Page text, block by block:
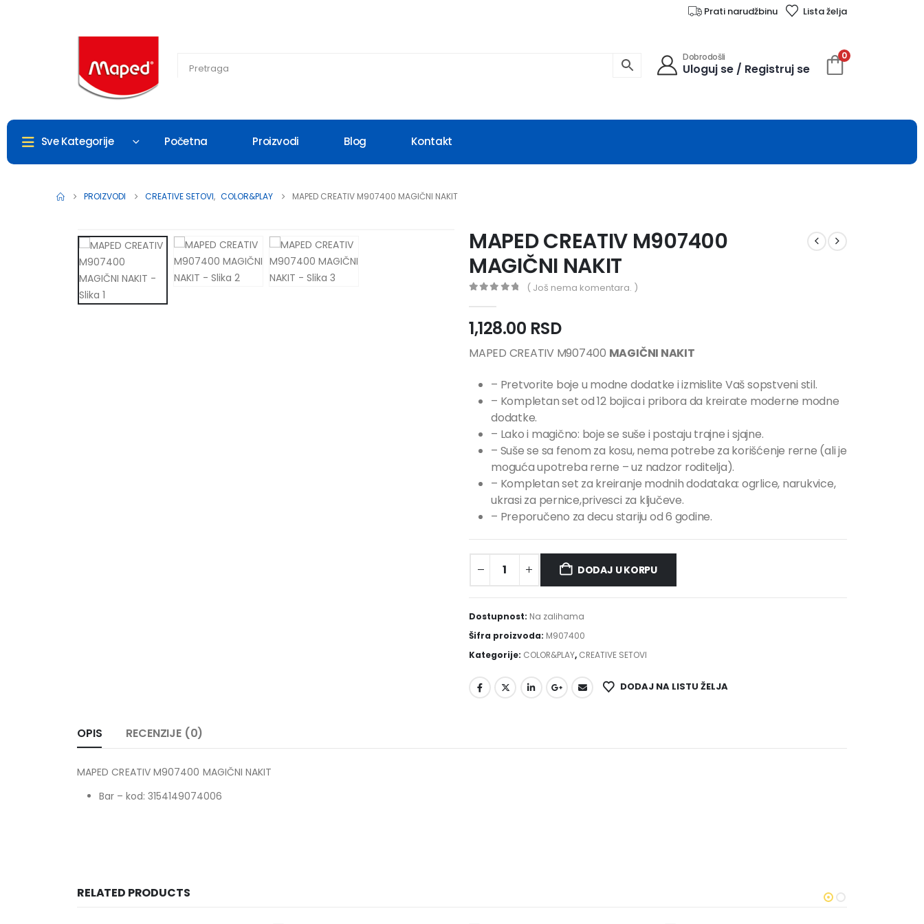
Prati narudžbinu Lista želja
Dobrodošli
Uloguj se / Registruj se
0
Sve Kategorije Početna Proizvodi Blog Kontakt
PROIZVODI CREATIVE SETOVI, COLOR&PLAY MAPED CREATIV M907400 MAGIČNI NAKIT
MAPED CREATIV M907400
MAGIČNI NAKIT
( Još nema komentara. )
1,128.00 RSD
MAPED CREATIV M907400 MAGIČNI NAKIT
– Pretvorite boje u modne dodatke i izmislite Vaš sopstveni stil.
– Kompletan set od 12 bojica i pribora da kreirate moderne modne
dodatke.
– Lako i magično: boje se suše i postaju trajne i sjajne.
– Suše se sa fenom za kosu, nema potrebe za korišćenje rerne (ali je
moguća upotreba rerne – uz nadzor roditelja).
– Kompletan set za kreiranje modnih dodataka: ogrlice, narukvice,
ukrasi za pernice,privesci za ključeve.
– Preporučeno za decu stariju od 6 godine.
DODAJ U KORPU
Dostupnost: Na zalihama
Šifra proizvoda: M907400
Kategorije: COLOR&PLAY, CREATIVE SETOVI
DODAJ NA LISTU ŽELJA
OPIS RECENZIJE (0)
MAPED CREATIV M907400 MAGIČNI NAKIT
Bar – kod: 3154149074006
RELATED PRODUCTS